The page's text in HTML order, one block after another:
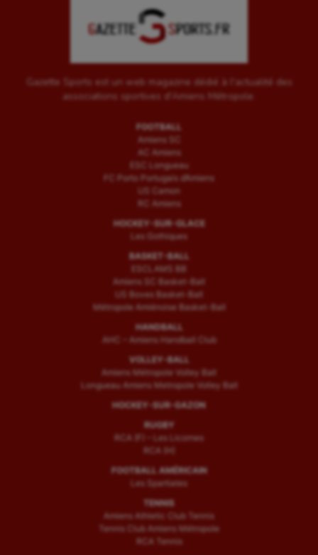
Gazette Sports est un web magazine dédié à l'actualité des
associations sportives d'Amiens Métropole.
FOOTBALL
Amiens SC
AC Amiens
ESC Longueau
FC Porto Portugais d’Amiens
US Camon
RC Amiens
HOCKEY-SUR-GLACE
Les Gothiques
BASKET-BALL
ESCLAMS BB
Amiens SC Basket-Ball
US Boves Basket-Ball
Métropole Amiénoise Basket-Ball
HANDBALL
AHC – Amiens Handball Club
VOLLEY-BALL
Amiens Métropole Volley Ball
Longueau Amiens Metropole Volley Ball
HOCKEY-SUR-GAZON
RUGBY
RCA (F) – Les Licornes
RCA (H)
FOOTBALL AMÉRICAIN
Les Spartiates
TENNIS
Amiens Athletic Club Tennis
Tennis Club Amiens Métropole
RCA Tennis